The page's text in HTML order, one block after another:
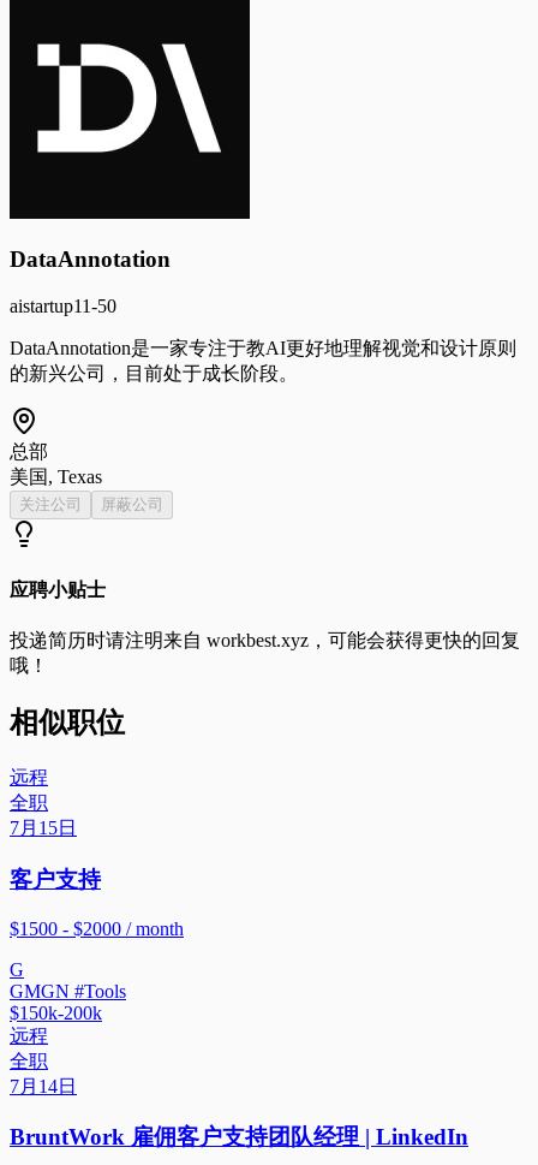
DataAnnotation
aistartup11-50
DataAnnotation是一家专注于教AI更好地理解视觉和设计原则
的新兴公司，目前处于成长阶段。
总部
美国, Texas
关注公司 屏蔽公司
应聘小贴士
投递简历时请注明来自 workbest.xyz ，可能会获得更快的回复
哦！
相似职位
远程
全职
7月15日
客户支持
$1500 - $2000 / month
G
GMGN #Tools
$150k-200k
远程
全职
7月14日
BruntWork 雇佣客户支持团队经理 | LinkedIn